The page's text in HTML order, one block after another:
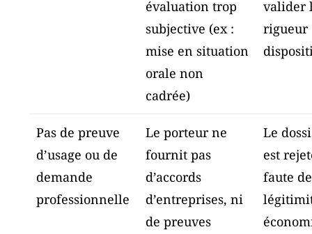
évaluation trop
subjective (ex :
mise en situation
orale non
cadrée)
valider
rigueur
Pas de preuve
d’usage ou de
demande
professionnelle
Le porteur ne
fournit pas
d’accords
d’entreprises, ni
de preuves
Le
est
faute de